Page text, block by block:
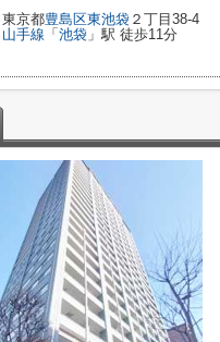
東京都豊島区東池袋 ２丁目38-4
山手線 「 池袋 」駅 徒歩11分